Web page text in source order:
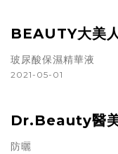
BEAUTY大美
玻尿酸保濕精華液
2021-05-01
Dr.Beauty醫
防曬